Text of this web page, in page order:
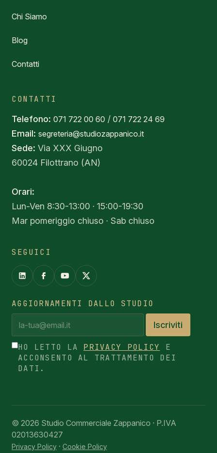
Chi Siamo
Blog
Contatti
CONTATTI
Telefono: 071 722 00 60 / 071 722 24 69
Email: segreteria@studiozappanico.it
Sede: Via XXX Giugno
60024 Filottrano (AN)
Orari:
Lun-Ven 8:30-13:00 · 15:00-19:30
Mar pomeriggio chiuso · Sab chiuso
SEGUICI
AGGIORNAMENTI DALLO STUDIO
Iscriviti
HO LETTO LA PRIVACY POLICY
E
ACCONSENTO AL TRATTAMENTO DEI
DATI.
© 2026 Studio Commerciale Zappanico · P.IVA
02013630427
Privacy Policy · Cookie Policy